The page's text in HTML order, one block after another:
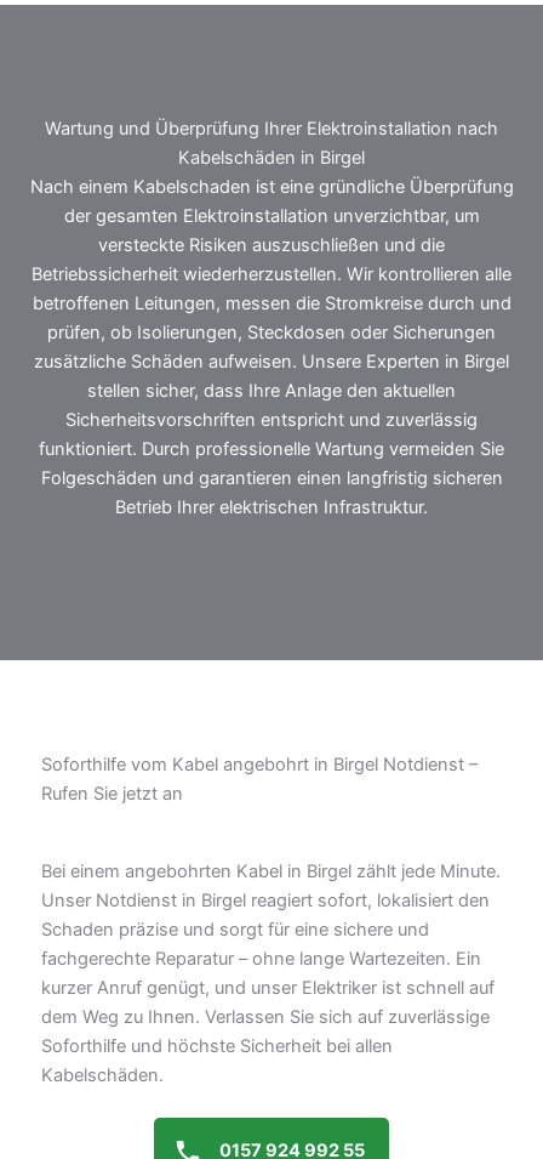
Wartung und Überprüfung Ihrer Elektroinstallation nach
Kabelschäden in Birgel
Nach einem Kabelschaden ist eine gründliche Überprüfung
der gesamten Elektroinstallation unverzichtbar, um
versteckte Risiken auszuschließen und die
Betriebssicherheit wiederherzustellen. Wir kontrollieren alle
betroffenen Leitungen, messen die Stromkreise durch und
prüfen, ob Isolierungen, Steckdosen oder Sicherungen
zusätzliche Schäden aufweisen. Unsere Experten in Birgel
stellen sicher, dass Ihre Anlage den aktuellen
Sicherheitsvorschriften entspricht und zuverlässig
funktioniert. Durch professionelle Wartung vermeiden Sie
Folgeschäden und garantieren einen langfristig sicheren
Betrieb Ihrer elektrischen Infrastruktur.
Soforthilfe vom Kabel angebohrt in Birgel Notdienst –
Rufen Sie jetzt an
Bei einem angebohrten Kabel in Birgel zählt jede Minute.
Unser Notdienst in Birgel reagiert sofort, lokalisiert den
Schaden präzise und sorgt für eine sichere und
fachgerechte Reparatur – ohne lange Wartezeiten. Ein
kurzer Anruf genügt, und unser Elektriker ist schnell auf
dem Weg zu Ihnen. Verlassen Sie sich auf zuverlässige
Soforthilfe und höchste Sicherheit bei allen
Kabelschäden.
0157 924 992 55